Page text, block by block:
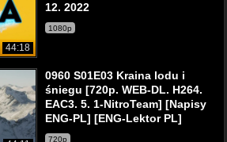
44:18
12. 2022
1080p
0960 S01E03 Kraina lodu i
śniegu [720p. WEB-DL. H264.
EAC3. 5. 1-NitroTeam] [Napisy
ENG-PL] [ENG-Lektor PL]
720p